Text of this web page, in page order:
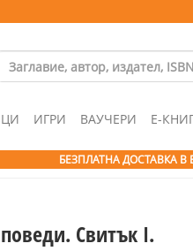
ИГРИ ВАУЧЕРИ Е-
БЕЗПЛАТНА ДОСТАВКА В
Свитък І.